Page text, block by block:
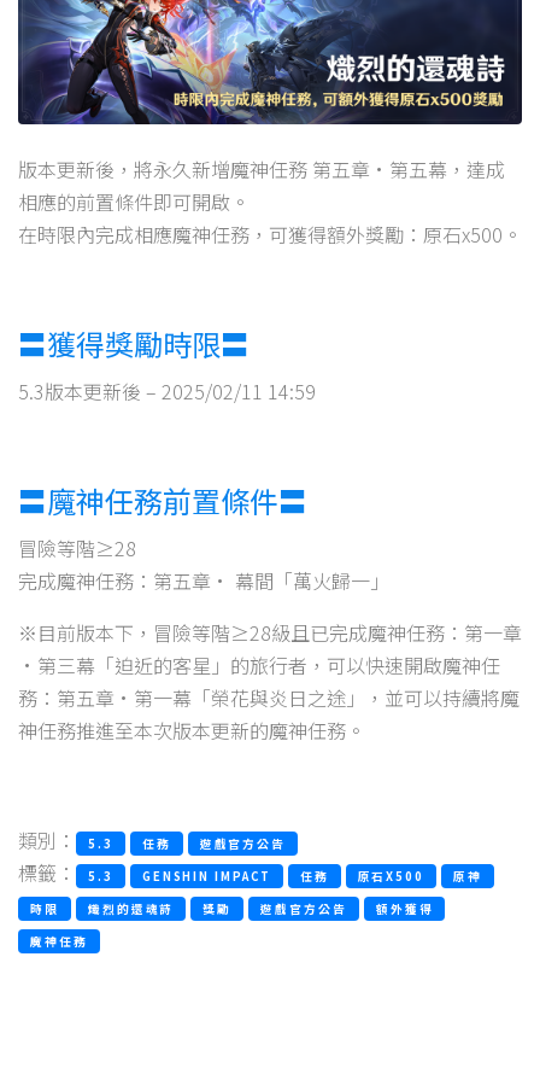
版本更新後，將永久新增魔神任務 第五章·第五幕，達成
相應的前置條件即可開啟。
在時限內完成相應魔神任務，可獲得額外獎勵：原石x500。
〓獲得獎勵時限〓
5.3版本更新後 – 2025/02/11 14:59
〓魔神任務前置條件〓
冒險等階≥28
完成魔神任務：第五章· 幕間「萬火歸一」
※目前版本下，冒險等階≥28級且已完成魔神任務：第一章
·第三幕「迫近的客星」的旅行者，可以快速開啟魔神任
務：第五章·第一幕「榮花與炎日之途」，並可以持續將魔
神任務推進至本次版本更新的魔神任務。
類別： 5.3 任務 遊戲官方公告
標籤： 5.3 GENSHIN IMPACT 任務 原石X500
原神
時限
熾烈的還魂詩 獎勵 遊戲官方公告
額外獲得
魔神任務